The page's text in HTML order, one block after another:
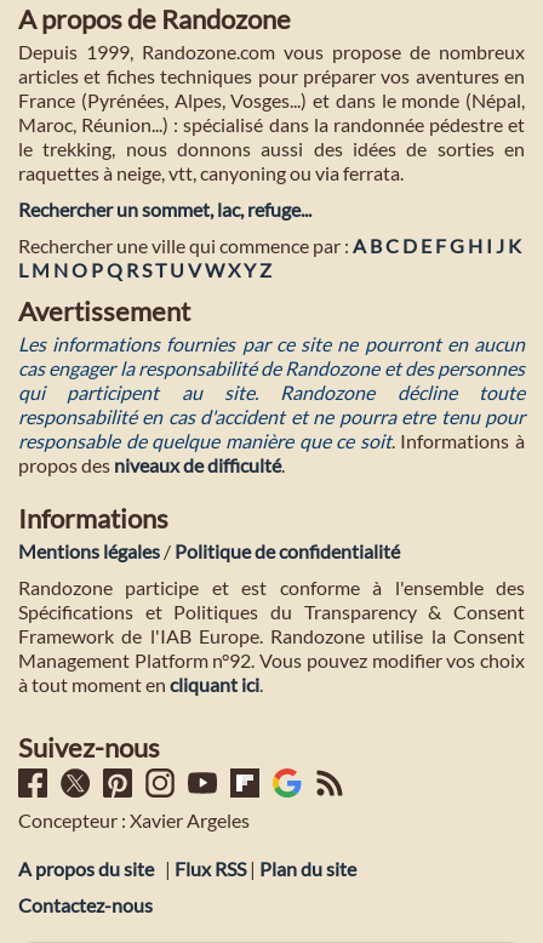
A propos de Randozone
Depuis 1999, Randozone.com vous propose de nombreux
articles et fiches techniques pour préparer vos aventures en
France (Pyrénées, Alpes, Vosges...) et dans le monde (Népal,
Maroc, Réunion...) : spécialisé dans la randonnée pédestre et
le trekking, nous donnons aussi des idées de sorties en
raquettes à neige, vtt, canyoning ou via ferrata.
Rechercher un sommet, lac, refuge...
Rechercher une ville qui commence par : A BC D E FG H I J K
L M NO PQ R ST U VWXY Z
Avertissement
Les informations fournies par ce site ne pourront en aucun
cas engager la responsabilité de Randozone et des personnes
qui participent au site. Randozone décline toute
responsabilité en cas d'accident et ne pourra etre tenu pour
responsable de quelque manière que ce soit. Informations à
propos des niveaux de difficulté.
Informations
Mentions légales / Politique de confidentialité
Randozone participe et est conforme à l'ensemble des
Spécifications et Politiques du Transparency & Consent
Framework de l'IAB Europe. Randozone utilise la Consent
Management Platform n°92. Vous pouvez modifier vos choix
à tout moment en cliquant ici
Suivez-nous
Concepteur : Xavier Argeles
A propos du site | Flux RSS| Plan du site
Contactez-nous